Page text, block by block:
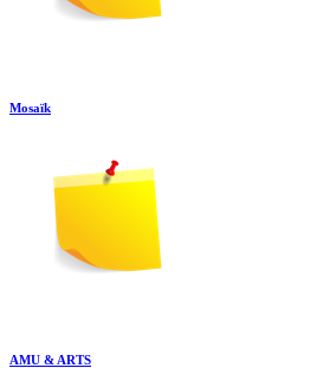
Mosaïk
AMU & ARTS